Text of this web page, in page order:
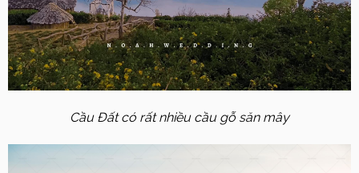
Cầu Đất có rất nhiều cầu gỗ săn mây